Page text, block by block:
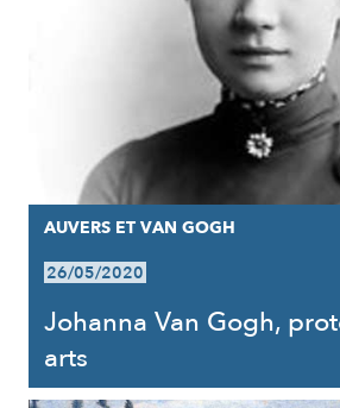
AUVERS ET VAN GOGH
26/05/2020
Johanna Van Gogh,
arts